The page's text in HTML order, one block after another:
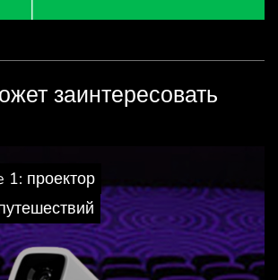
заинтересовать
1: проектор